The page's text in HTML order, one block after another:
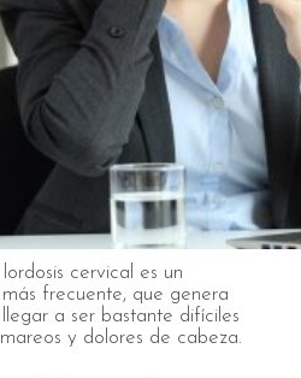
cervical es un
frecuente, que genera
a ser bastante difíciles
y dolores de cabeza.